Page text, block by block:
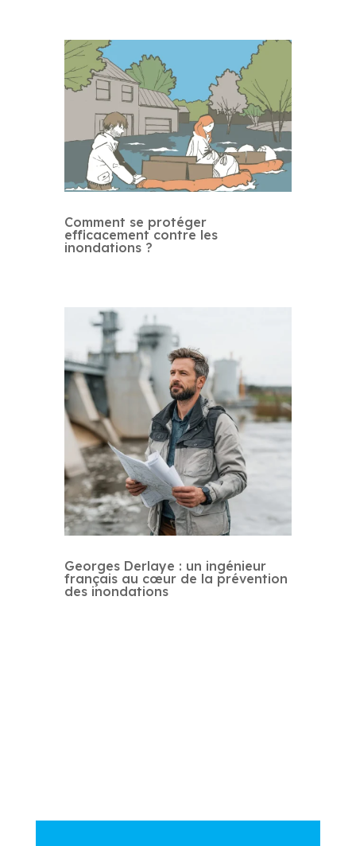
Comment se protéger
efficacement contre les
inondations ?
Georges Derlaye : un ingénieur
français au cœur de la prévention
des inondations